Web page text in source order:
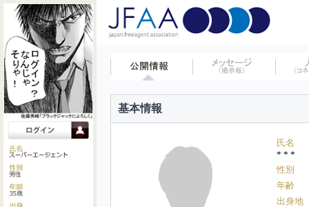
基本情報
氏名
* * *
性別
年齢
出身地